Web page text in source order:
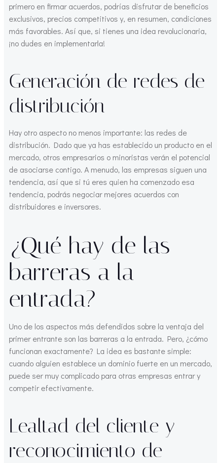
primero en firmar acuerdos, podrías disfrutar de beneficios
exclusivos, precios competitivos y, en resumen, condiciones
más favorables. Así que, si tienes una idea revolucionaria,
¡no dudes en implementarla!
Generación de redes de
distribución
Hay otro aspecto no menos importante: las redes de
distribución. Dado que ya has establecido un producto en el
mercado, otros empresarios o minoristas verán el potencial
de asociarse contigo. A menudo, las empresas siguen una
tendencia, así que si tú eres quien ha comenzado esa
tendencia, podrás negociar mejores acuerdos con
distribuidores e inversores.
¿Qué hay de las
barreras a la
entrada?
Uno de los aspectos más defendidos sobre la ventaja del
primer entrante son las barreras a la entrada. Pero, ¿cómo
funcionan exactamente? La idea es bastante simple:
cuando alguien establece un dominio fuerte en un mercado,
puede ser muy complicado para otras empresas entrar y
competir efectivamente.
Lealtad del cliente y
reconocimiento de